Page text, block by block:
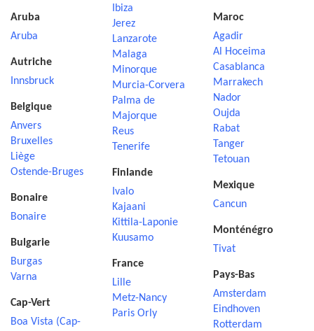
Aruba
Aruba
Autriche
Innsbruck
Belgique
Anvers
Bruxelles
Liège
Ostende-Bruges
Bonaire
Bonaire
Bulgarie
Burgas
Varna
Cap-Vert
Boa Vista (Cap-
Ibiza
Jerez
Lanzarote
Malaga
Minorque
Murcia-Corvera
Palma de
Majorque
Reus
Tenerife
Finlande
Ivalo
Kajaani
Kittila-Laponie
Kuusamo
France
Lille
Metz-Nancy
Paris Orly
Maroc
Agadir
Al Hoceima
Casablanca
Marrakech
Nador
Oujda
Rabat
Tanger
Tetouan
Mexique
Cancun
Monténégro
Tivat
Pays-Bas
Amsterdam
Eindhoven
Rotterdam